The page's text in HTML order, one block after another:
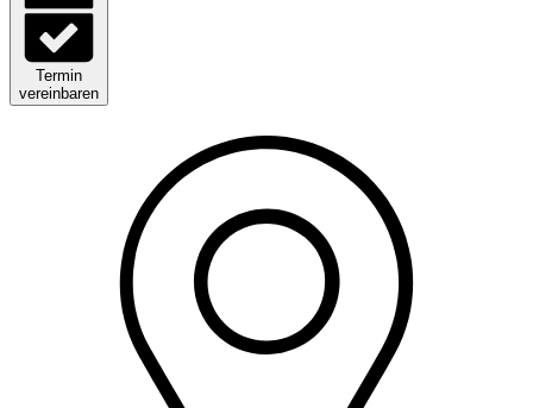
Termin
vereinbaren